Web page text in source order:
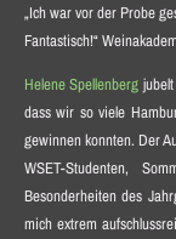
„Ich war vor der Probe
Fantastisch!“
Helene Spellenberg
dass wir so viele
gewinnen konnten. Der
WSET-Studenten,
Besonderheiten des
mich extrem